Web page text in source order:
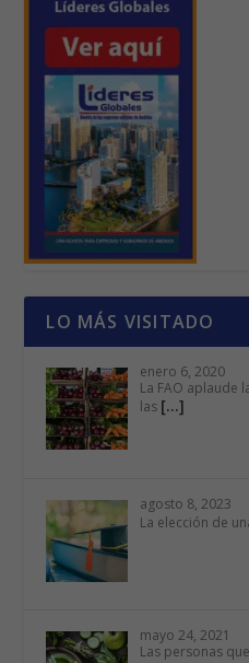
LO MÁS VISITADO
enero 6, 2020
La FAO aplaude
las […]
agosto 8, 2023
La elección de
mayo 24, 2021
Las personas